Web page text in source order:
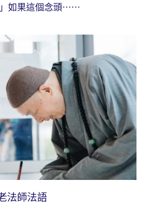
如果這個念頭⋯⋯
法師法語